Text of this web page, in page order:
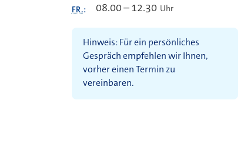
FR.: 08.00–12.30 Uhr
Hinweis: Für ein persönliches
Gespräch empfehlen wir Ihnen,
vorher einen Termin zu
vereinbaren.